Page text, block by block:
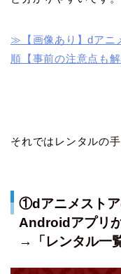
≫【画像あり】dアニ
順【事前の注意点も解
それではレンタルの
①dアニメスト
Androidアプリ
→「レンタル一